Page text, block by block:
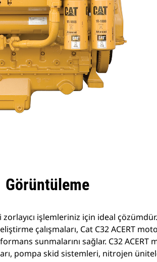
Görüntüleme
işlemleriniz için ideal
çalışmaları, Cat C32 ACERT
sunmalarını sağlar. C32 ACERT
pompa skid sistemleri, nitrojen